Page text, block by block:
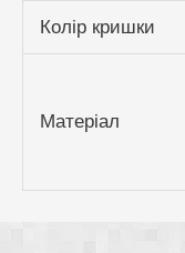
Колір кришки
Матеріал